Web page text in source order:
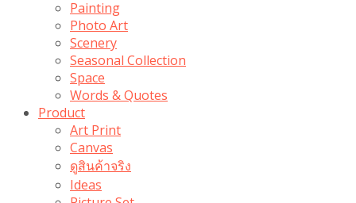
Painting
Photo Art
Scenery
Seasonal Collection
Space
Words & Quotes
Product
Art Print
Canvas
ดูสินค้าจริง
Ideas